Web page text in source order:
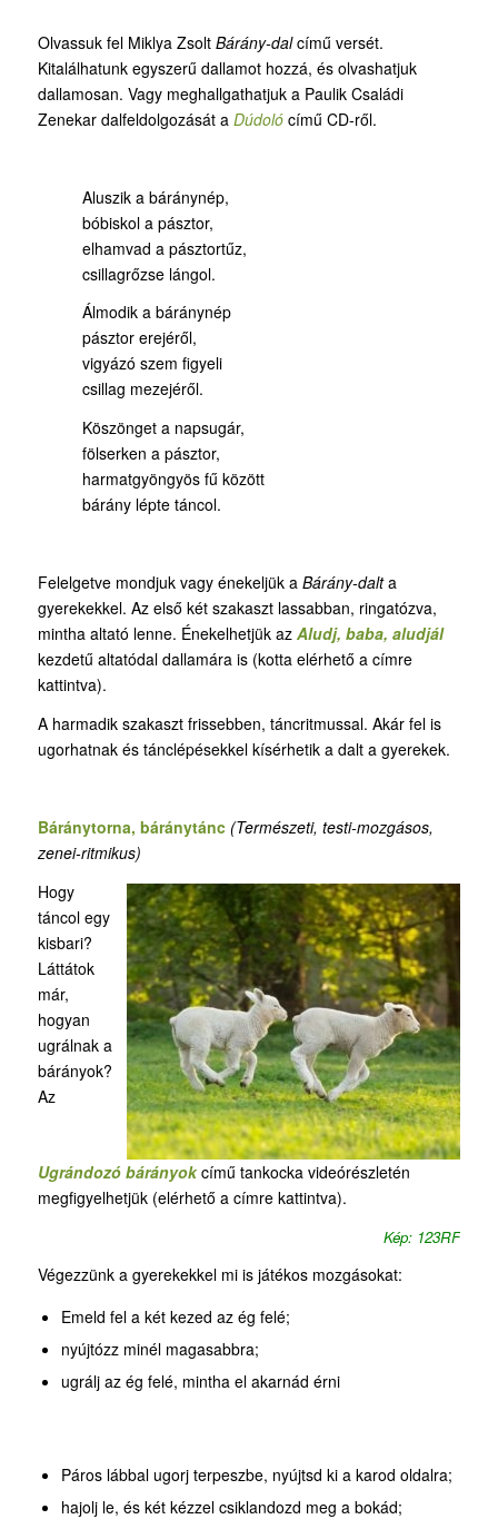
Olvassuk fel Miklya Zsolt Bárány-dalcímű versét.
Kitalálhatunk egyszerű dallamot hozzá, és olvashatjuk
dallamosan. Vagy meghallgathatjuk a Paulik Családi
Zenekar dalfeldolgozását a Dúdolócímű CD-ről.
Aluszik a báránynép,
bóbiskol a pásztor,
elhamvad a pásztortűz,
csillagrőzse lángol.
Álmodik a báránynép
pásztor erejéről,
vigyázó szem figyeli
csillag mezejéről.
Köszönget a napsugár,
fölserken a pásztor,
harmatgyöngyös fű között
bárány lépte táncol.
Felelgetve mondjuk vagy énekeljük a Bárány-dalta
gyerekekkel. Az első két szakaszt lassabban, ringatózva,
mintha altató lenne. Énekelhetjük az Aludj, baba, aludjál
kezdetű altatódal dallamára is (kotta elérhető a címre
kattintva).
A harmadik szakaszt frissebben, táncritmussal. Akár fel is
ugorhatnak és tánclépésekkel kísérhetik a dalt a gyerekek.
Báránytorna, báránytánc (Természeti, testi-mozgásos,
zenei-ritmikus)
Hogy
táncol egy
kisbari?
Láttátok
már,
hogyan
ugrálnak a
bárányok?
Az
Ugrándozó bárányokcímű tankocka videórészletén
megfigyelhetjük (elérhető a címre kattintva).
Kép: 123RF
Végezzünk a gyerekekkel mi is játékos mozgásokat:
Emeld fel a két kezed az ég felé;
nyújtózz minél magasabbra;
ugrálj az ég felé, mintha el akarnád érni
Páros lábbal ugorj terpeszbe, nyújtsd ki a karod oldalra;
hajolj le, és két kézzel csiklandozd meg a bokád;